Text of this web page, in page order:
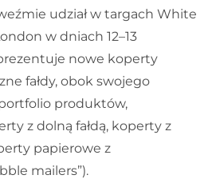
udział w targach White
w dniach 12–13
nowe koperty
fałdy, obok swojego
produktów,
z dolną fałdą, koperty z
papierowe z
mailers”).